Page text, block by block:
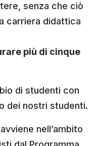
senza che ciò
carriera didattica
più di cinque
di studenti con
dei nostri studenti.
nell’ambito